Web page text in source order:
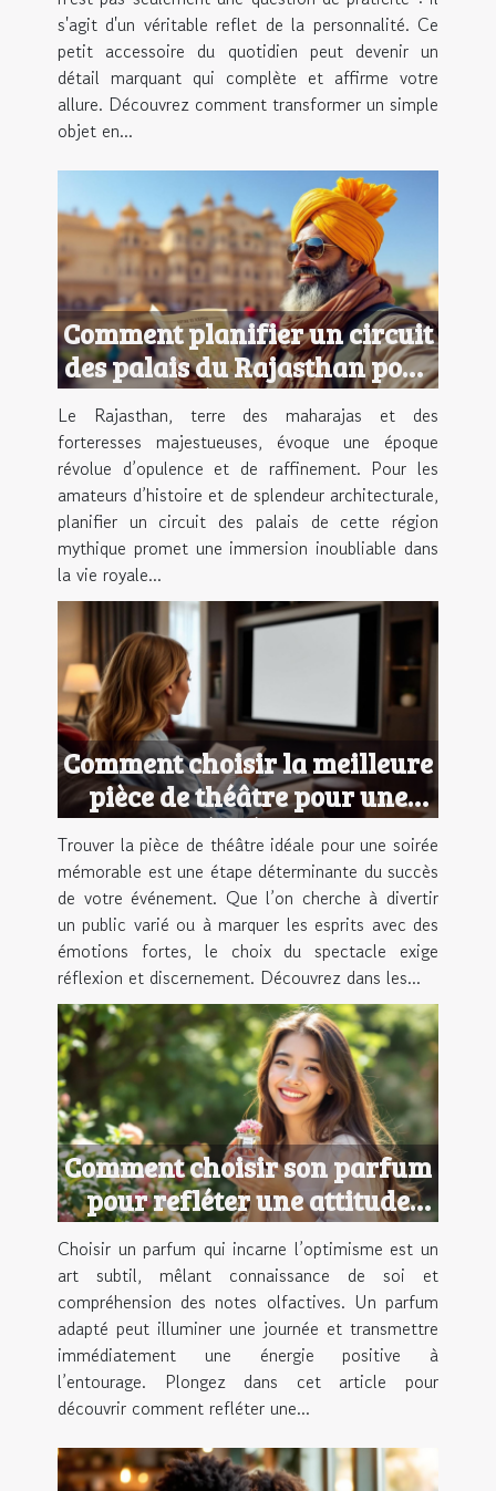
s'agit d'un véritable reflet de la personnalité. Ce
petit accessoire du quotidien peut devenir un
détail marquant qui complète et affirme votre
allure. Découvrez comment transformer un simple
objet en...
Comment planifier un circuit
des palais du Rajasthan pour
une expérience royale ?
Le Rajasthan, terre des maharajas et des
forteresses majestueuses, évoque une époque
révolue d’opulence et de raffinement. Pour les
amateurs d’histoire et de splendeur architecturale,
planifier un circuit des palais de cette région
mythique promet une immersion inoubliable dans
la vie royale...
Comment choisir la meilleure
pièce de théâtre pour une
soirée réussie ?
Trouver la pièce de théâtre idéale pour une soirée
mémorable est une étape déterminante du succès
de votre événement. Que l’on cherche à divertir
un public varié ou à marquer les esprits avec des
émotions fortes, le choix du spectacle exige
réflexion et discernement. Découvrez dans les...
Comment choisir son parfum
pour refléter une attitude
optimiste ?
Choisir un parfum qui incarne l’optimisme est un
art subtil, mêlant connaissance de soi et
compréhension des notes olfactives. Un parfum
adapté peut illuminer une journée et transmettre
immédiatement une énergie positive à
l’entourage. Plongez dans cet article pour
découvrir comment refléter une...